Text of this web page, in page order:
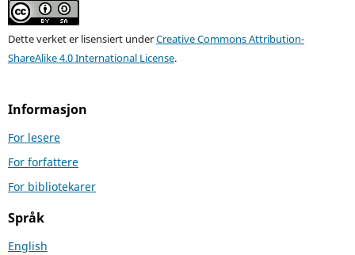
Dette verket er lisensiert underCreative Commons Attribution-
ShareAlike 4.0 International License.
Informasjon
For lesere
For forfattere
For bibliotekarer
Språk
English